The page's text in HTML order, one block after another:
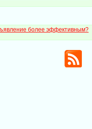
более эффективным?